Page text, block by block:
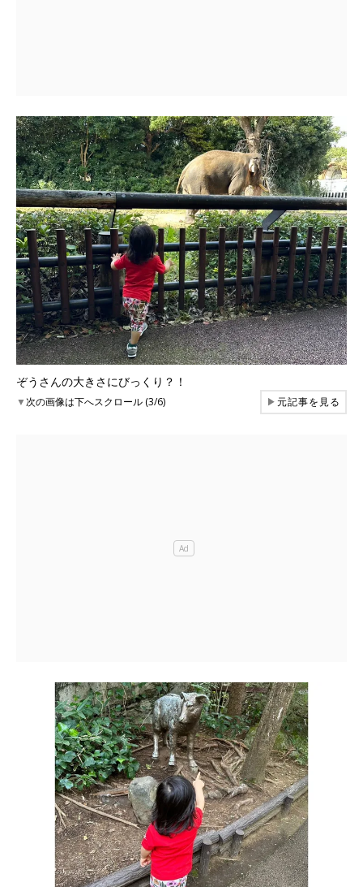
ぞうさんの大きさにびっくり？！
▼次の画像は下へスクロール (3/6) ▶元記事を見る